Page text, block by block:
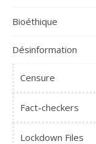
Bioéthique
Désinformation
Censure
Fact-checkers
Lockdown Files